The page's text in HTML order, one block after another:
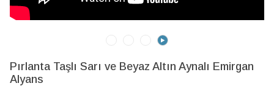
Pırlanta Taşlı Sarı ve Beyaz Altın Aynalı Emirgan
Alyans